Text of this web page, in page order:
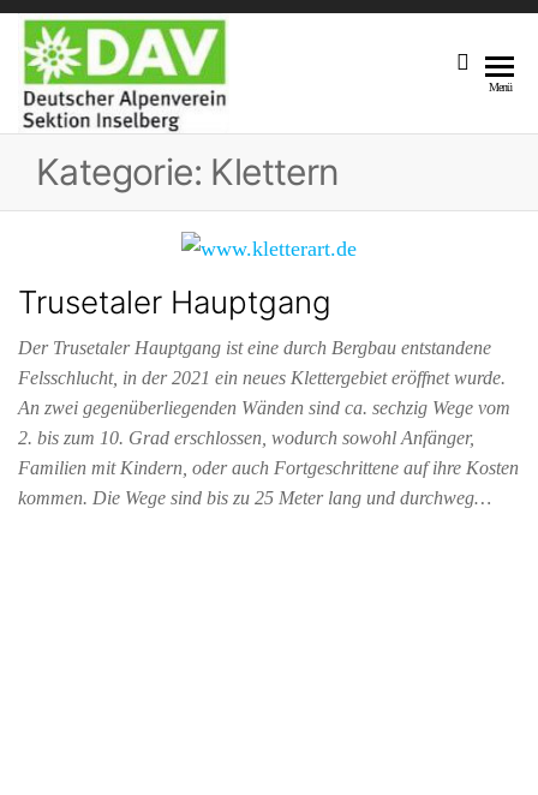
Sektion
Inselberg
Am Fuße
Des 916,5
M Hohen
Menü
Kategorie: Klettern
Trusetaler Hauptgang
Der Trusetaler Hauptgang ist eine durch Bergbau entstandene
Felsschlucht, in der 2021 ein neues Klettergebiet eröffnet wurde.
An zwei gegenüberliegenden Wänden sind ca. sechzig Wege vom
2. bis zum 10. Grad erschlossen, wodurch sowohl Anfänger,
Familien mit Kindern, oder auch Fortgeschrittene auf ihre Kosten
kommen. Die Wege sind bis zu 25 Meter lang und durchweg…